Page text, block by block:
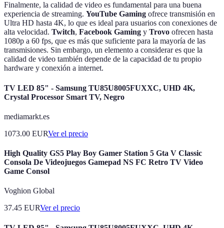
Finalmente, la calidad de video es fundamental para una buena
experiencia de streaming. YouTube Gaming ofrece transmisión en
Ultra HD hasta 4K, lo que es ideal para usuarios con conexiones de
alta velocidad. Twitch, Facebook Gaming y Trovo ofrecen hasta
1080p a 60 fps, que es más que suficiente para la mayoría de las
transmisiones. Sin embargo, un elemento a considerar es que la
calidad de video también depende de la capacidad de tu propio
hardware y conexión a internet.
TV LED 85" - Samsung TU85U8005FUXXC, UHD 4K,
Crystal Processor Smart TV, Negro
mediamarkt.es
1073.00 EURVer el precio
High Quality GS5 Play Boy Gamer Station 5 Gta V Classic
Consola De Videojuegos Gamepad NS FC Retro TV Video
Game Consol
Voghion Global
37.45 EURVer el precio